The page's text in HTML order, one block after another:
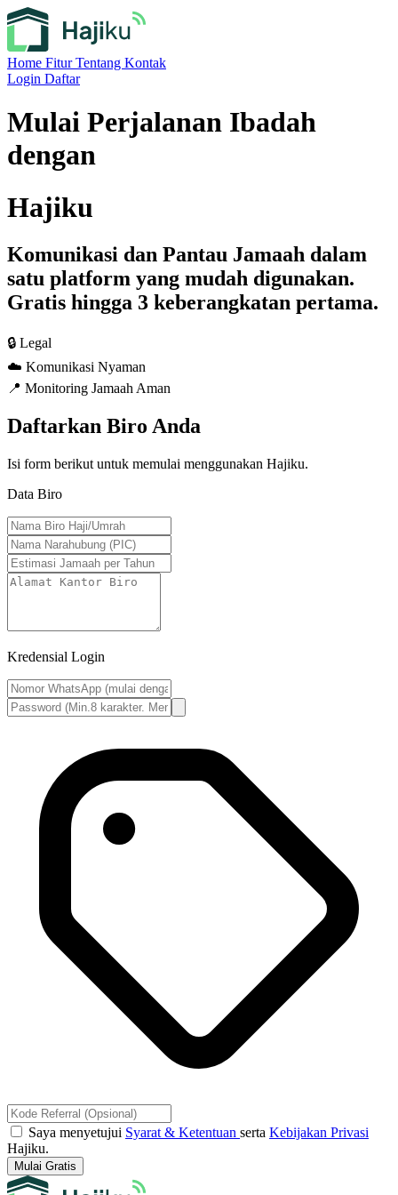
Home FiturTentang Kontak
Login Daftar
Mulai Perjalanan Ibadah
dengan
Hajiku
Komunikasi dan Pantau Jamaah dalam
satu platform yang mudah digunakan.
Gratis hingga 3 keberangkatan pertama.
🔒 Legal
☁️ Komunikasi Nyaman
📍 Monitoring Jamaah Aman
Daftarkan Biro Anda
Isi form berikut untuk memulai menggunakan Hajiku.
Data Biro
Kredensial Login
Saya menyetujui Syarat & Ketentuan serta Kebijakan Privasi
Hajiku.
Mulai Gratis